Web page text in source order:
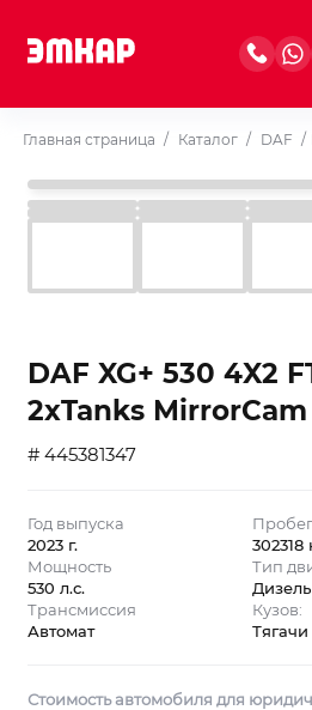
Главная страница / Каталог / DAF /
DAF XG+ 530 4X2
2xTanks
# 445381347
Год выпуска
2023 г.
Пробег
302318
Мощность
530 л.с.
Тип
Дизель
Трансмиссия
Автомат
Кузов:
Тягачи
Стоимость автомобиля для